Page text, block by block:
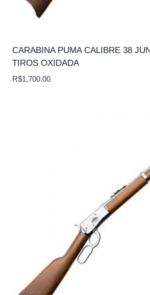
CARABINA PUMA CALIBRE 38
TIROS OXIDADA
R$1,700.00